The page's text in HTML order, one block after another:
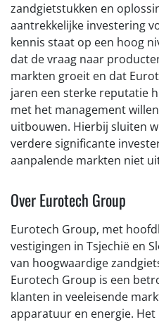
zandgietstukken en
aantrekkelijke investering
kennis staat op een hoog
dat de vraag naar
markten groeit en dat
jaren een sterke reputatie
met het management
uitbouwen. Hierbij sluiten
verdere significante
aanpalende markten niet
Over Eurotech Group
Eurotech Group, met
vestigingen in Tsjechië en
van hoogwaardige
Eurotech Group is een
klanten in veeleisende
apparatuur en energie.